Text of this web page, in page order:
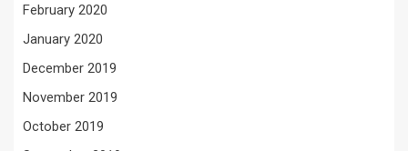
February 2020
January 2020
December 2019
November 2019
October 2019